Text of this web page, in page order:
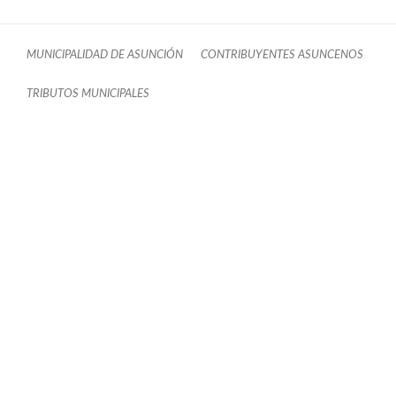
MUNICIPALIDAD DE ASUNCIÓN CONTRIBUYENTES ASUNCENOS
TRIBUTOS MUNICIPALES